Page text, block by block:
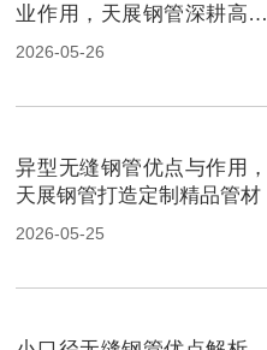
业作用，天展钢管深耕高端
管材
2026-05-26
异型无缝钢管优点与作用，
天展钢管打造定制精品管材
2026-05-25